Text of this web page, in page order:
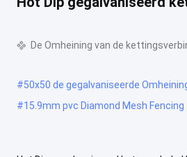
De Omheining van de
#50x50 de gegalvaniseerde
#15.9mm pvc Diamond Mesh Fencing